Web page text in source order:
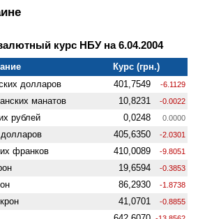
курс НБУ на 6.04.2004
Курс (грн.)
долларов 401,7549 -6.1129
манатов 10,8231 -0.0022
рублей 0,0248 0.0000
405,6350 -2.0301
франков 410,0089 -9.8051
19,6594 -0.3853
86,2930 -1.8738
41,0701 -0.8855